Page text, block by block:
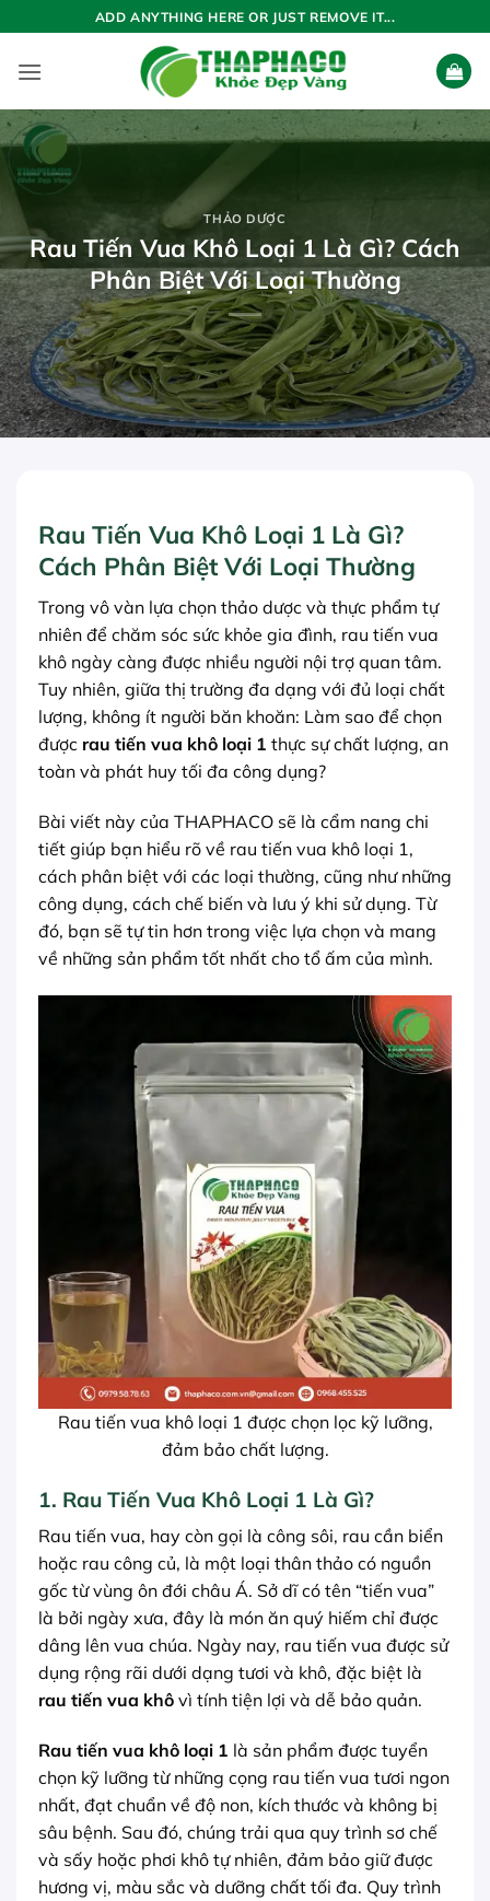
qua
nội
ADD ANYTHING HERE OR JUST REMOVE IT...
THẢO DƯỢC
Rau Tiến Vua Khô Loại 1 Là Gì? Cách
Phân Biệt Với Loại Thường
Rau Tiến Vua Khô Loại 1 Là Gì?
Cách Phân Biệt Với Loại Thường
Trong vô vàn lựa chọn thảo dược và thực phẩm tự
nhiên để chăm sóc sức khỏe gia đình, rau tiến vua
khô ngày càng được nhiều người nội trợ quan tâm.
Tuy nhiên, giữa thị trường đa dạng với đủ loại chất
lượng, không ít người băn khoăn: Làm sao để chọn
được rau tiến vua khô loại 1 thực sự chất lượng, an
toàn và phát huy tối đa công dụng?
Bài viết này của THAPHACO sẽ là cẩm nang chi
tiết giúp bạn hiểu rõ về rau tiến vua khô loại 1,
cách phân biệt với các loại thường, cũng như những
công dụng, cách chế biến và lưu ý khi sử dụng. Từ
đó, bạn sẽ tự tin hơn trong việc lựa chọn và mang
về những sản phẩm tốt nhất cho tổ ấm của mình.
Rau tiến vua khô loại 1 được chọn lọc kỹ lưỡng,
đảm bảo chất lượng.
1. Rau Tiến Vua Khô Loại 1 Là Gì?
Rau tiến vua, hay còn gọi là công sôi, rau cần biển
hoặc rau công củ, là một loại thân thảo có nguồn
gốc từ vùng ôn đới châu Á. Sở dĩ có tên “tiến vua”
là bởi ngày xưa, đây là món ăn quý hiếm chỉ được
dâng lên vua chúa. Ngày nay, rau tiến vua được sử
dụng rộng rãi dưới dạng tươi và khô, đặc biệt là
rau tiến vua khô vì tính tiện lợi và dễ bảo quản.
Rau tiến vua khô loại 1 là sản phẩm được tuyển
chọn kỹ lưỡng từ những cọng rau tiến vua tươi ngon
nhất, đạt chuẩn về độ non, kích thước và không bị
sâu bệnh. Sau đó, chúng trải qua quy trình sơ chế
và sấy hoặc phơi khô tự nhiên, đảm bảo giữ được
hương vị, màu sắc và dưỡng chất tối đa. Quy trình